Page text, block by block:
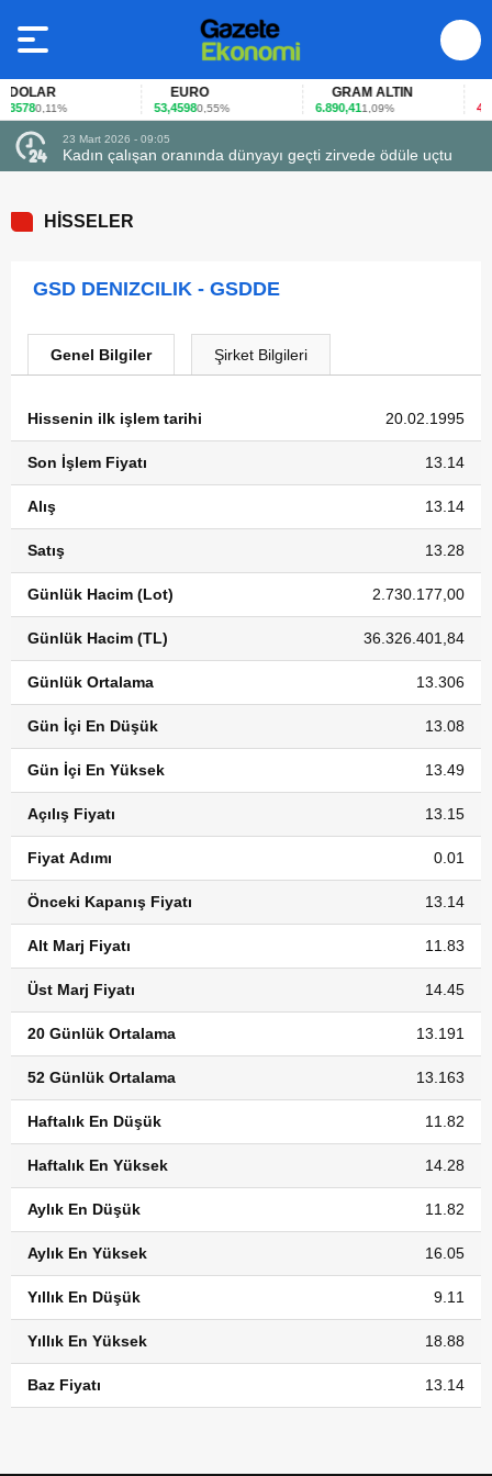
0,11%
EURO
53,45980,55%
GRAM ALTIN
6.890,411,09% 40,65
23 Mart 2026 - 09:05
Kadın çalışan oranında dünyayı geçti zirvede ödüle uçtu
HİSSELER
GSD DENIZCILIK - GSDDE
Genel Bilgiler Şirket Bilgileri
Hissenin ilk işlem tarihi 20.02.1995
Son İşlem Fiyatı 13.14
Alış 13.14
Satış 13.28
Günlük Hacim (Lot) 2.730.177,00
Günlük Hacim (TL) 36.326.401,84
Günlük Ortalama 13.306
Gün İçi En Düşük 13.08
Gün İçi En Yüksek 13.49
Açılış Fiyatı 13.15
Fiyat Adımı 0.01
Önceki Kapanış Fiyatı 13.14
Alt Marj Fiyatı 11.83
Üst Marj Fiyatı 14.45
20 Günlük Ortalama 13.191
52 Günlük Ortalama 13.163
Haftalık En Düşük 11.82
Haftalık En Yüksek 14.28
Aylık En Düşük 11.82
Aylık En Yüksek 16.05
Yıllık En Düşük 9.11
Yıllık En Yüksek 18.88
Baz Fiyatı 13.14